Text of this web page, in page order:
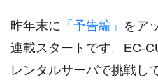
昨年末に 「予告編」 をア
連載スタートです。EC-
レンタルサーバで挑戦し